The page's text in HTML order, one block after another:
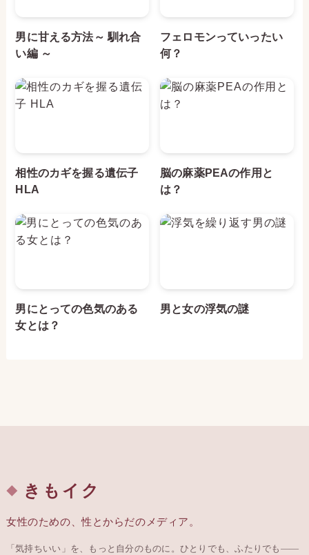
男に甘える方法～ 馴れ合
い編 ～
フェロモンっていったい
何？
相性のカギを握る遺伝子
HLA
脳の麻薬PEAの作用と
は？
男にとっての色気のある
女とは？
男と女の浮気の謎
きもイク
女性のための、性とからだのメディア。
「気持ちいい」を、もっと自分のものに。ひとりでも、ふたりでも——